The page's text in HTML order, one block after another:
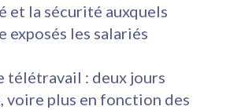
et la sécurité auxquels
exposés les salariés
télétravail : deux jours
voire plus en fonction des